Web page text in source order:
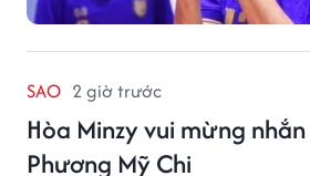
SAO 2 giờ trước
Hòa Minzy vui mừng
Phương Mỹ Chi